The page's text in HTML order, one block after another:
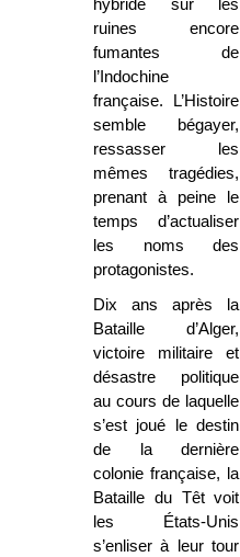
hybride sur les
ruines encore
fumantes de
l’Indochine
française. L’Histoire
semble bégayer,
ressasser les
mêmes tragédies,
prenant à peine le
temps d’actualiser
les noms des
protagonistes.
Dix ans après la
Bataille d’Alger,
victoire militaire et
désastre politique
au cours de laquelle
s’est joué le destin
de la dernière
colonie française, la
Bataille du Têt voit
les États-Unis
s’enliser à leur tour